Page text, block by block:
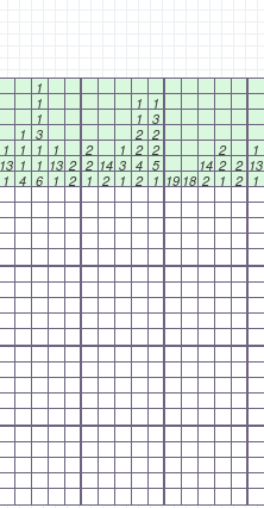
1
1
1 1
1
1 3
1 3 2 2
1
1 1 1 2 1 2 2 2 1
13 1 1 13 2 2 14 3 4 5 14 2 2 13
1 4 6 1 2 1 2 1 2 1 19 18 2 1 2 1